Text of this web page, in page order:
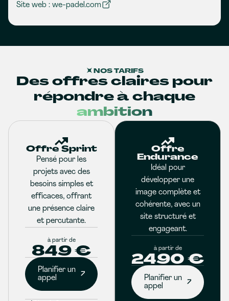
Site web : we-padel.com
NOS TARIFS
Des offres claires pour
répondre à chaque
ambition
Offre Sprint
Pensé pour les
projets avec des
besoins simples et
efficaces, offrant
une présence claire
et percutante.
à partir de
849 €
Planifier un
appel
Offre
Endurance
Idéal pour
développer une
image complète et
cohérente, avec un
site structuré et
engageant.
à partir de
2490 €
Planifier un
appel